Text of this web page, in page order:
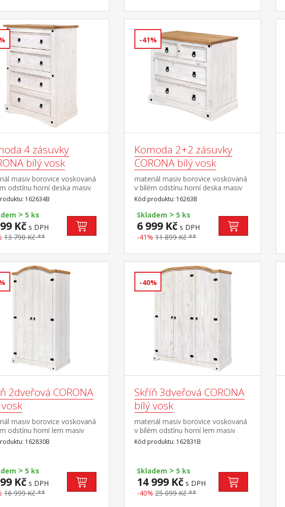
4 zásuvky
bílý vosk
masiv borovice voskovaná
odstínu horní deska masiv
voskovaná v medovém
4 velké zásuvky, kovové
úchytky součást sestavy
bílá
162634B
> 5 ks
Kč s DPH
13 790 Kč **
-41%
Komoda 2+2 zásuvky
CORONA bílý vosk
materiál masiv borovice voskovaná
v bílém odstínu horní deska masiv
borovice voskovaná v medovém
odstínu 2 malé a 2 velké zásuvky,
kovové ozdobné úchytky součást
sestavy Corona bílá
Kód produktu: 16263B
Skladem > 5 ks
6 999 Kč s DPH
-41% 11 899 Kč **
2dveřová CORONA
masiv borovice voskovaná
odstínu horní lem masiv
voskovaná v medovém
šatní skříň s šatní tyčí a
součást sestavy Corona bílá
162830B
> 5 ks
Kč s DPH
16 999 Kč **
-40%
Skříň 3dveřová CORONA
bílý vosk
materiál masiv borovice voskovaná
v bílém odstínu horní lem masiv
borovice voskovaná v medovém
odstínu prostor dělený v poměru 2:1
klobouky, užší část 3 police z toho 2
variabilní kovové ozdobné úchytky
součást sestavy Corona bílá
Kód produktu: 162831B
Skladem > 5 ks
14 999 Kč s DPH
-40% 25 099 Kč **